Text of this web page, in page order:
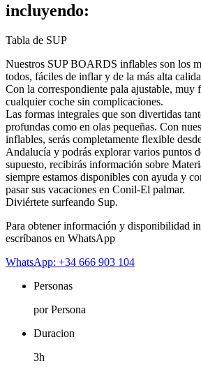
incluyendo:
Tabla de SUP
Nuestros SUP BOARDS inflables son los
todos, fáciles de inflar y de la más alta
Con la correspondiente pala ajustable, muy
cualquier coche sin complicaciones.
Las formas integrales que son divertidas
profundas como en olas pequeñas. Con
inflables, serás completamente flexible
Andalucía y podrás explorar varios puntos
supuesto, recibirás información sobre
siempre estamos disponibles con ayuda y
pasar sus vacaciones en Conil-El palmar.
Diviértete surfeando Sup.
Para obtener información y disponibilidad
escríbanos en WhatsApp
WhatsApp: +34 666 903 104
Personas
por Persona
Duracion
3h